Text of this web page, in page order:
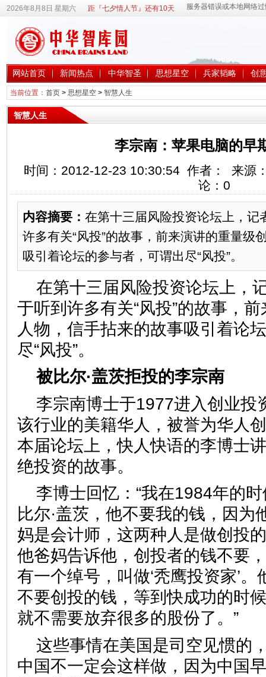
2026年8月8日 星期六 距『七夕情人节』还有10天
网站首页 新闻热点 中华智圣 思想星空 兵家韬略 创
当前位置： 首页> 思想星空> 智慧人生
智慧人生
李宗南：苹果电脑的早
时间：2012-12-23 10:30:54 作者： 来源
论： 0
内容摘要： 在第十三届风险投资论坛上，记
许多有关“风投”的故事，前来演讲的重量级
吸引着论坛的参与者，可谓出尽“风投”。
在第十三届风险投资论坛上，
于听到许多有关“风投”的故事，
人物，信手拈来的故事吸引着论
尽“风投”。
被比尔·盖茨拒投的李宗南
李宗南博士于1977进入创业投
该行业的美籍华人，被誉为华人
本届论坛上，快人快语的李博士
绝投资的故事。
李博士回忆：“我在1984年的
比尔·盖茨，他不要我的钱，因为
妈是会计师，这两种人是做创投
他爸妈告诉他，创投者的钱不要
有一个绰号，叫做‘秃鹰投资家’
不要创投的钱，等到快成功的时
就不需要放弃很多的股份了
这些事情在美国是司空见惯的
中国不一定会这样做，因为中国